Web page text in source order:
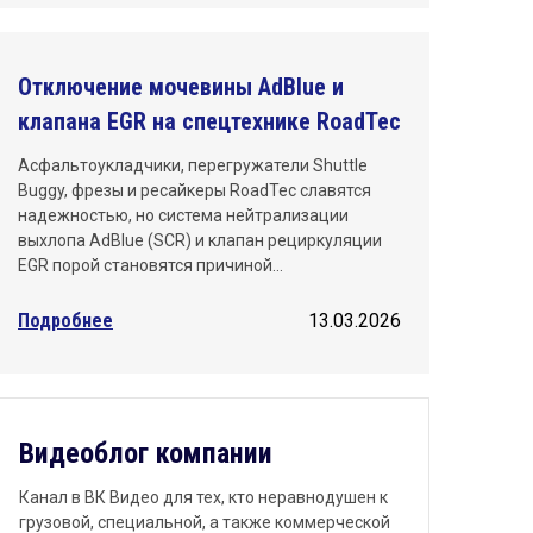
Отключение мочевины AdBlue и
клапана EGR на спецтехнике RoadTec
Асфальтоукладчики, перегружатели Shuttle
Buggy, фрезы и ресайкеры RoadTec славятся
надежностью, но система нейтрализации
выхлопа AdBlue (SCR) и клапан рециркуляции
EGR порой становятся причиной…
13.03.2026
Подробнее
Видеоблог компании
Канал в ВК Видео для тех, кто неравнодушен к
грузовой, специальной, а также коммерческой